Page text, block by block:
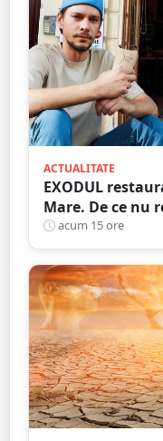
ACTUALITATE
EXODUL
Mare. De ce nu
localurile cu
acum 15 ore